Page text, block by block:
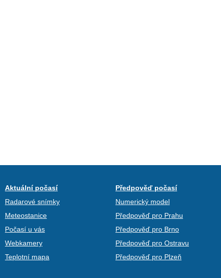
Aktuální počasí
Radarové snímky
Meteostanice
Počasí u vás
Webkamery
Teplotní mapa
Předpověď počasí
Numerický model
Předpověď pro Prahu
Předpověď pro Brno
Předpověď pro Ostravu
Předpověď pro Plzeň